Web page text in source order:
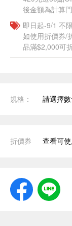
後金額為計算
即日起-9/1 不
如使用折價券/
品滿$2,000可
規格： 請選擇
折價券 查看可